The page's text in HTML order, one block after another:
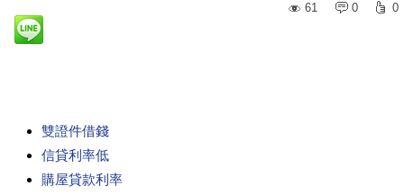
61
0 0
雙證件借錢
信貸利率低
購屋貸款利率